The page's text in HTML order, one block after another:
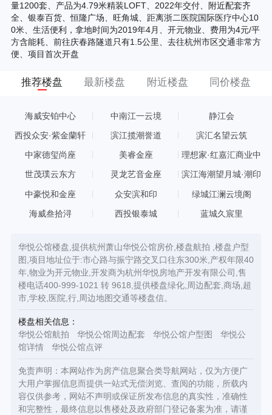
量1200套、产品为4.79米精装LOFT、2022年交付、附近配套齐
全、银泰百货、恒隆广场、旺角城、距离浙二医院国际医疗中心10
0米、生活便利，拿地时间为2019年4月、开元物业、费用为4元/平
方含能耗、前往庆春路隧道只有1.5公里、去往杭州市区交通非常方
便、项目首次开盘
推荐楼盘 最新楼盘 附近楼盘 同价楼盘
海威安铂中心 中南江一云境 静江会
西投众安·紫金蘭轩 滨江揽潮誉道 滨汇名望云筑
中家德玺尚座 美睿金座
理想家·红嘉汇商业中
世茂璞云东方 灵龙艺音金座 滨江海潮望月城·潮印
中豪悦和金座 众安滨和印 绿城江澜云境阁
海威叁拾浔 西投银泰城 蓝城久宸里
华悦公馆楼盘,提供杭州萧山华悦公馆房价,楼盘航拍 ,楼盘户型
图,项目地址位于:市心路与振宁路交叉口往东300米,产权年限40
年,物业为开元物业,开发商为杭州华悦房地产开发有限公司,售
楼电话400-999-1021 转 9618,提供楼盘绿化,周边配套,商场,超
市,学校,医院,行,周边地图交通等楼盘信。
楼盘相关信息：
华悦公馆航拍
华悦公馆周边配套 华悦公馆户型图
华悦公
馆详情
华悦公馆点评
免责声明：本网站作为房产信息聚合类导航网站，仅为方便广
大用户掌握信息而提供一站式无偿浏览、查阅的功能，所载内
容仅供参考，网站不声明或保证所发布信息的真实性，准确性
和完整性，最终信息以售楼处及政府部门登记备案为准，请谨